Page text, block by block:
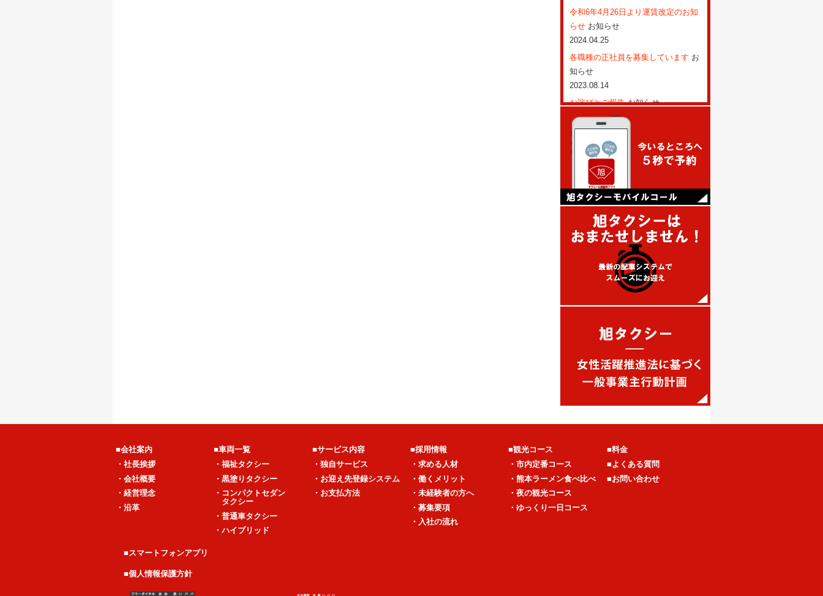
令和6年4月26日より運賃改定のお知
らせ お知らせ
2024.04.25
各職種の正社員を募集しています お
知らせ
2023.08.14
お詫びとご報告お知らせ
2022.12.22
旭タクシーも、ペイペイジャンボの
対象店舗です
お知らせ
2022.02.02
■会社案内
・社長挨拶
・会社概要
・経営理念
・沿革
■車両一覧
・福祉タクシー
・黒塗りタクシー
・コンパクトセダン
タクシー
・普通車タクシー
・ハイブリッド
■サービス内容
・独自サービス
・お迎え先登録システム
・お支払方法
■採用情報
・求める人材
・働くメリット
・未経験者の方へ
・募集要項
・入社の流れ
■観光コース
・市内定番コース
・熊本ラーメン食べ比べ
・夜の観光コース
・ゆっくり一日コース
■料金
■よくある質問
■お問い合わせ
■スマートフォンアプリ
■個人情報保護方針